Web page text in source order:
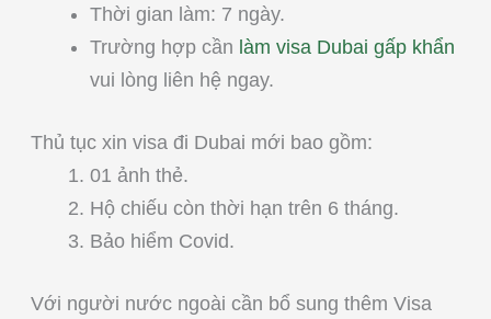
Thời gian làm: 7 ngày.
Trường hợp cần làm visa Dubai gấp khẩn
vui lòng liên hệ ngay.
Thủ tục xin visa đi Dubai mới bao gồm:
01 ảnh thẻ.
Hộ chiếu còn thời hạn trên 6 tháng.
Bảo hiểm Covid.
Với người nước ngoài cần bổ sung thêm Visa